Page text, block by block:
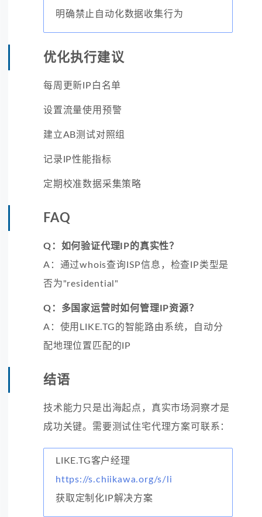
明确禁止自动化数据收集行为
优化执行建议
每周更新IP白名单
设置流量使用预警
建立AB测试对照组
记录IP性能指标
定期校准数据采集策略
FAQ
Q：如何验证代理IP的真实性？
A：通过whois查询ISP信息，检查IP类型是
否为"residential"
Q：多国家运营时如何管理IP资源？
A：使用LIKE.TG的智能路由系统，自动分
配地理位置匹配的IP
结语
技术能力只是出海起点，真实市场洞察才是
成功关键。需要测试住宅代理方案可联系：
LIKE.TG客户经理
https://s.chiikawa.org/s/li
获取定制化IP解决方案